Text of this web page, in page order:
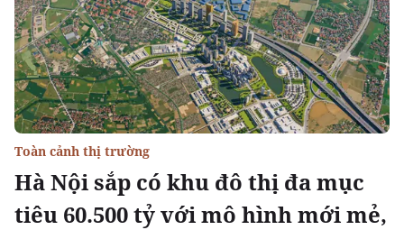
Hà Nội sắp có khu đô thị đa mục
tiêu 60.500 tỷ với mô hình mới mẻ,
Toàn cảnh thị trường